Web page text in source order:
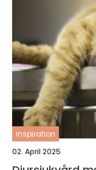
inspiration
02. April 2025